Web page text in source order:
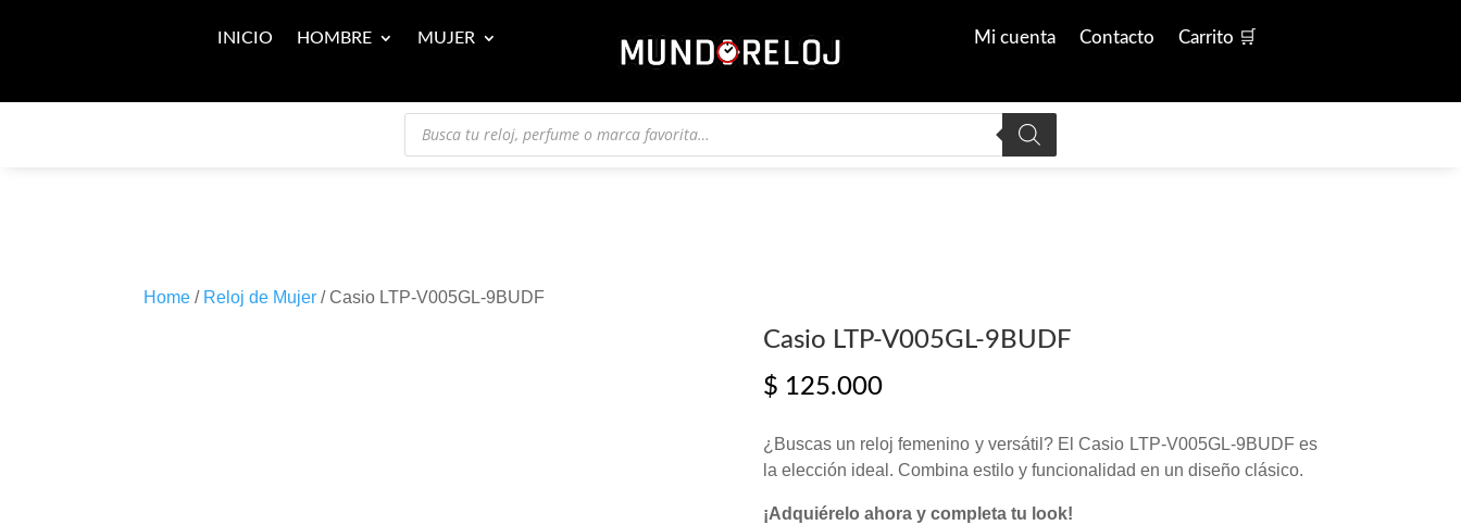
INICIO HOMBRE MUJER Mi cuenta Contacto Carrito 🛒
Búsqueda
productos
Home / Reloj de Mujer / Casio LTP-V005GL-9BUDF
Casio LTP-V005GL-9BUDF
$ 125.000
¿Buscas un reloj femenino y versátil? El Casio LTP-V005GL-9BUDF es
la elección ideal. Combina estilo y funcionalidad en un diseño clásico.
¡Adquiérelo ahora y completa tu look!